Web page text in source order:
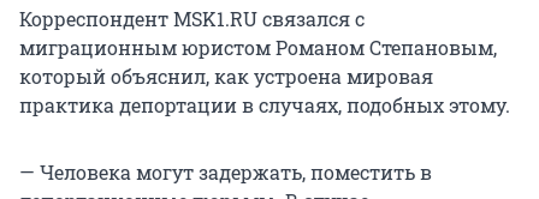
Корреспондент MSK1.RU связался с
миграционным юристом Романом Степановым,
который объяснил, как устроена мировая
практика депортации в случаях, подобных этому.
— Человека могут задержать, поместить в